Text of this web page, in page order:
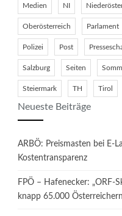
Medien NI
Oberösterreich Parlament
Polizei Post
Salzburg Seiten
Steiermark TH Tirol
Neueste Beiträge
ARBÖ: Preismasten bei E-
Kostentransparenz
FPÖ – Hafenecker: „ORF-
knapp 65.000